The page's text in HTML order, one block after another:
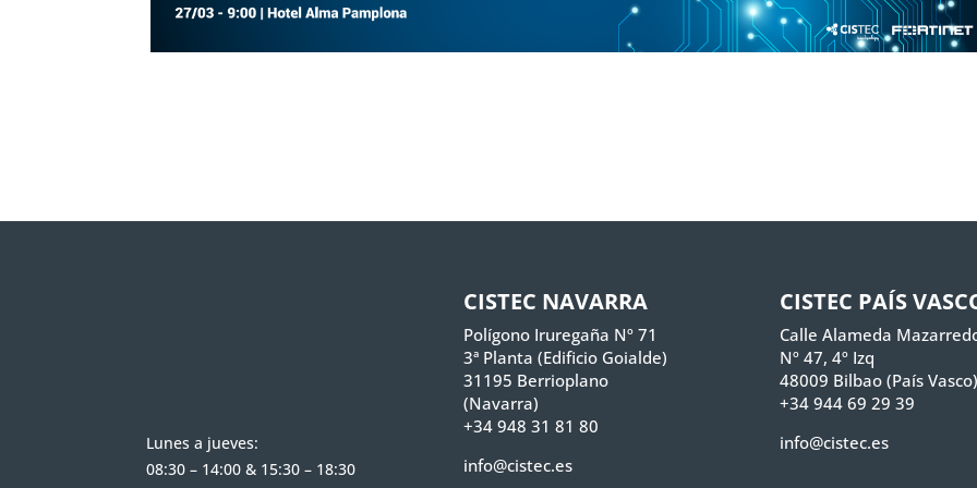
Lunes a jueves:
08:30 – 14:00 & 15:30 – 18:30
CISTEC NAVARRA
Polígono Iruregaña Nº 71
3ª Planta (Edificio Goialde)
31195 Berrioplano
(Navarra)
+34 948 31 81 80
info@cistec.es
CISTEC PAÍS
Calle Alameda
Nº 47, 4º Izq
48009 Bilbao (País Vasco)
+34 944 69 29 39
info@cistec.es